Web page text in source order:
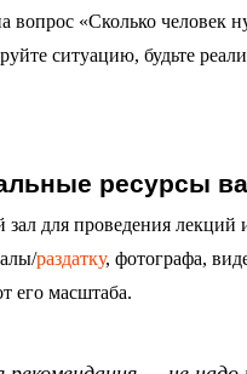
вопрос «Сколько
ситуацию, будьте
ресурсы
зал для проведения
раздатку, фотографа,
его масштаба.